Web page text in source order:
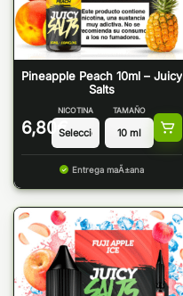
Pineapple Peach 10ml – Juicy
Salts
6,80 €
NICOTINA TAMAÑO
Entrega maÃ±ana